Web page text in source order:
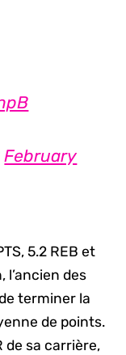
February
5.2 REB et
l’ancien des
terminer la
de points.
de sa carrière,